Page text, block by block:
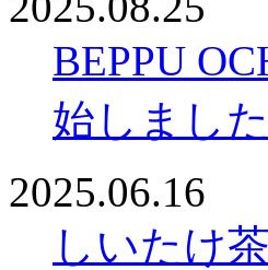
BEPPU
始しました
2025.06.16
しいたけ